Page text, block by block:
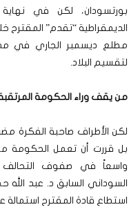
بورتسودان، لكن في
الديمقراطية “تقدم” المقترح
مطلع ديسمبر الجاري في
لتقسيم البلاد.
من يقف وراء الحكومة
لكن الأطراف صاحبة الفكرة
بل قررت أن تعمل الحكومة
واسعاً في صفوف التحالف
السوداني السابق د. عبد الله
استطاع قادة المقترح استمالة